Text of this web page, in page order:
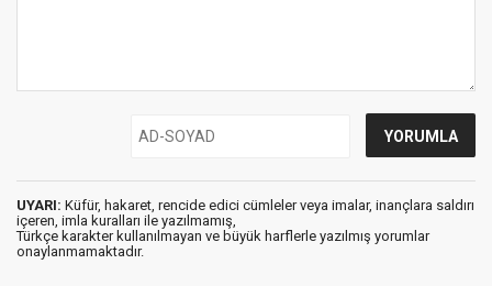
UYARI: Küfür, hakaret, rencide edici cümleler veya imalar, inançlara saldırı
içeren, imla kuralları ile yazılmamış,
Türkçe karakter kullanılmayan ve büyük harflerle yazılmış yorumlar
onaylanmamaktadır.